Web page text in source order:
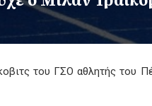
του ΓΣΟ αθλητής του